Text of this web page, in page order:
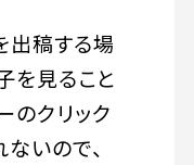
稿する場
を見ること
のクリック
いので、